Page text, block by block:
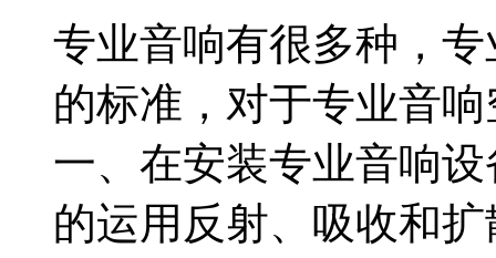
专业音响有很多种，
的标准，对于专业音
一、在安装专业音响
的运用反射、吸收和